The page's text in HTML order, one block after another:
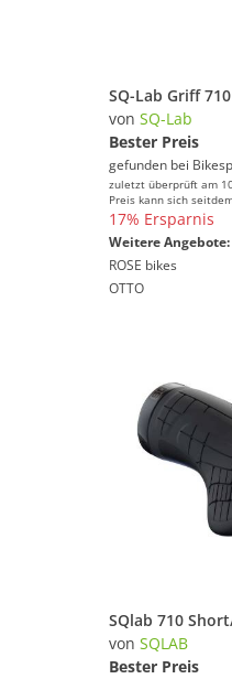
SQ-Lab Griff
von SQ-Lab
Bester Preis
gefunden bei
zuletzt überprüft am
Preis kann sich
17% Ersparnis
Weitere Angebote:
ROSE bikes
OTTO
SQlab 710
von SQLAB
Bester Preis